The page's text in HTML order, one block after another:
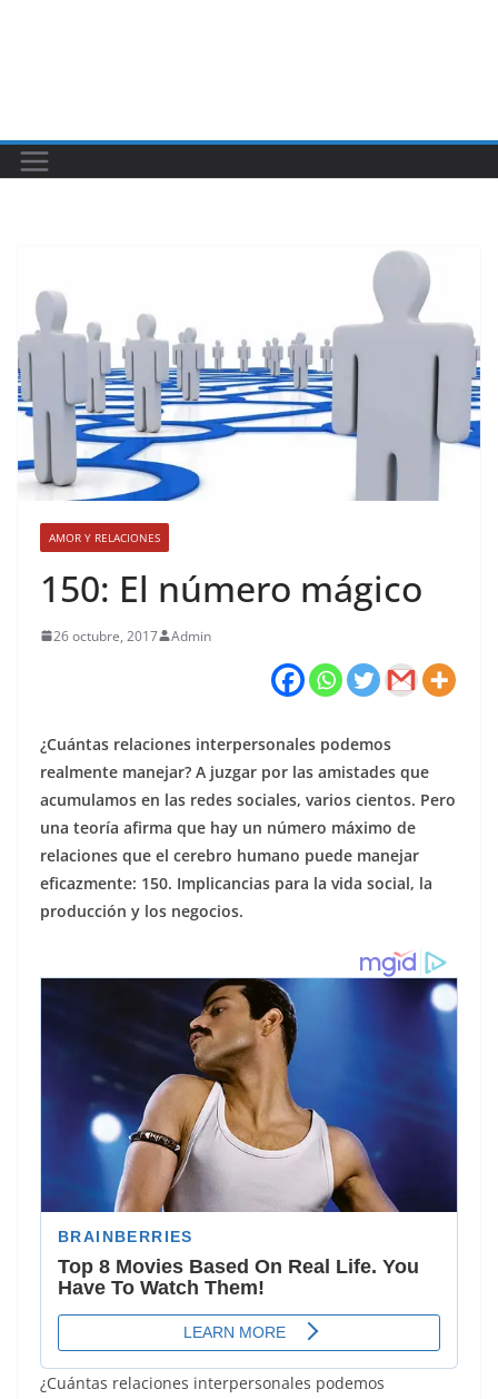
AMOR Y RELACIONES
150: El número mágico
26 octubre, 2017 Admin
¿Cuántas relaciones interpersonales podemos
realmente manejar? A juzgar por las amistades que
acumulamos en las redes sociales, varios cientos. Pero
una teoría afirma que hay un número máximo de
relaciones que el cerebro humano puede manejar
eficazmente: 150. Implicancias para la vida social, la
producción y los negocios.
¿Cuántas relaciones interpersonales podemos